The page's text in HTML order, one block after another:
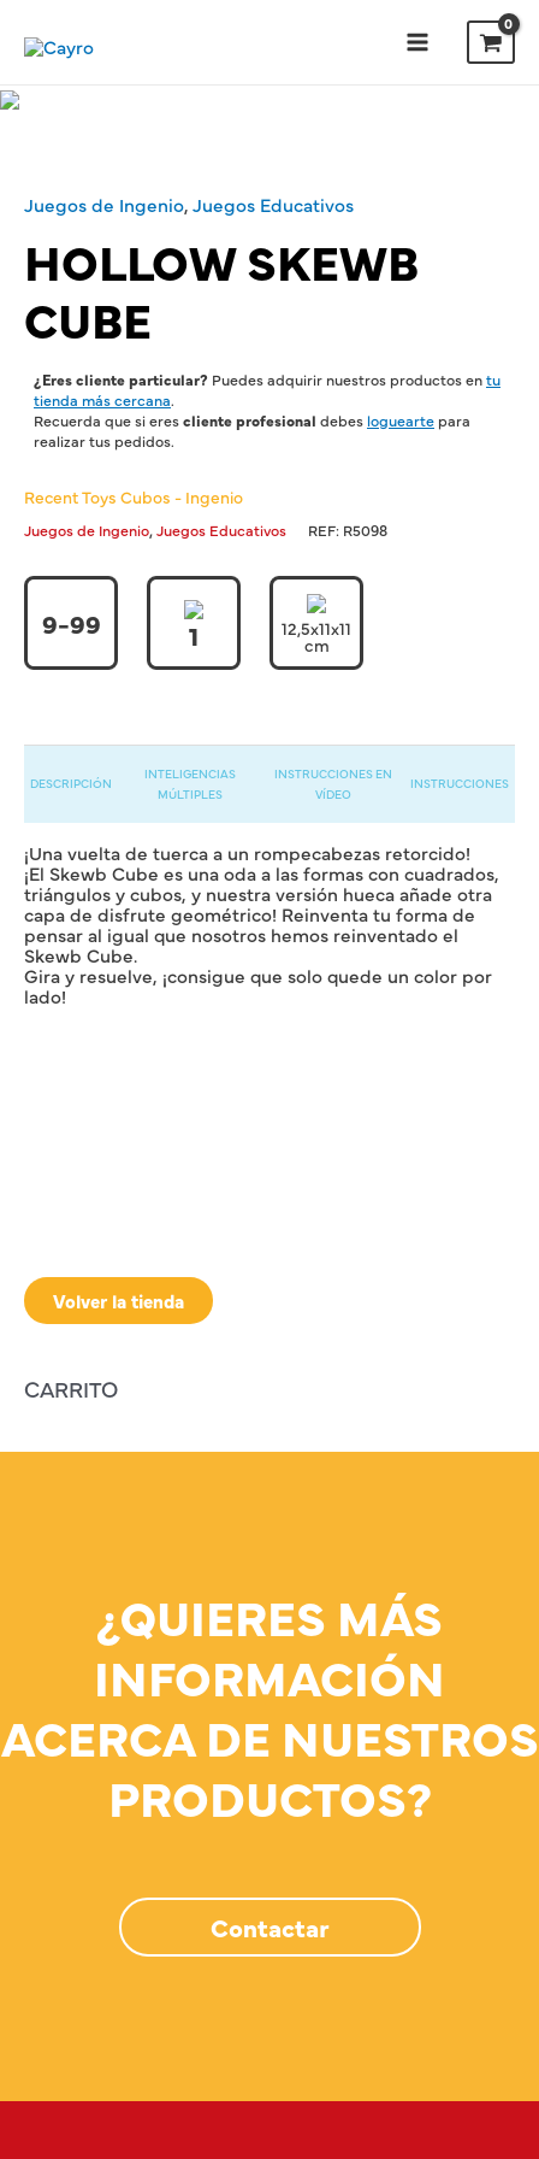
Volver la tienda
CARRITO
Juegos de Ingenio,Juegos Educativos
HOLLOW SKEWB
CUBE
¿Eres cliente particular? Puedes adquirir nuestros productos entu
tienda más cercana.
Recuerda que si erescliente profesional debes loguearte para
realizar tus pedidos.
Recent Toys Cubos - Ingenio
Juegos de Ingenio,Juegos Educativos REF: R5098
9-99 1 12,5x11x11
cm
DESCRIPCIÓN
INTELIGENCIAS
MÚLTIPLES
INSTRUCCIONES EN
VÍDEO
INSTRUCCIONES
¡Una vuelta de tuerca a un rompecabezas retorcido!
¡El Skewb Cube es una oda a las formas con cuadrados,
triángulos y cubos, y nuestra versión hueca añade otra
capa de disfrute geométrico! Reinventa tu forma de
pensar al igual que nosotros hemos reinventado el
Skewb Cube.
Gira y resuelve, ¡consigue que solo quede un color por
lado!
¿QUIERES MÁS
INFORMACIÓN
ACERCA DE NUESTROS
PRODUCTOS?
Contactar